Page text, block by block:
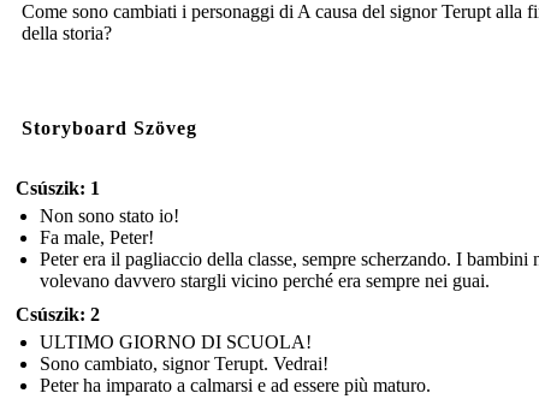
Come sono cambiati i personaggi di A causa del signor Terupt alla
della storia?
Storyboard Szöveg
Csúszik: 1
Non sono stato io!
Fa male, Peter!
Peter era il pagliaccio della classe, sempre scherzando. I bambini
volevano davvero stargli vicino perché era sempre nei guai.
Csúszik: 2
ULTIMO GIORNO DI SCUOLA!
Sono cambiato, signor Terupt. Vedrai!
Peter ha imparato a calmarsi e ad essere più maturo.